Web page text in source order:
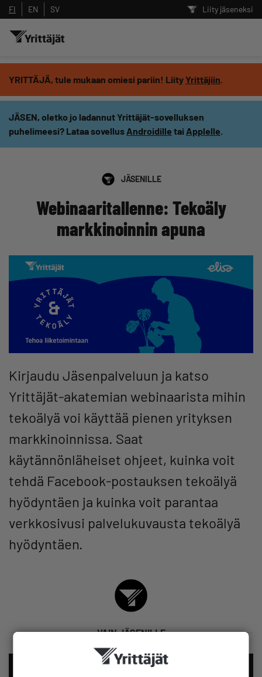
Liity jäseneksi
FI EN SV
YRITTÄJÄ, tule mukaan omiesi pariin! LiityYrittäjiin.
JÄSEN, oletko jo ladannut Yrittäjät-sovelluksen
puhelimeesi? Lataa sovellus Androidille tai Applelle.
JÄSENILLE
Webinaaritallenne: Tekoäly
markkinoinnin apuna
Kirjaudu Jäsenpalveluun ja katso
Yrittäjät-akatemian webinaarista mihin
tekoälyä voi käyttää pienen yrityksen
markkinoinnissa. Saat
käytännönläheiset ohjeet, kuinka voit
tehdä Facebook-postauksen tekoälyä
hyödyntäen ja kuinka voit parantaa
verkkosivusi palvelukuvausta tekoälyä
hyödyntäen.
VAIN JÄSENILLE
Hae sivustolta tai kysy suoraan
Yrittäjien tekoälyltä
Suodata hakutuloksia: näytä kaikki sisältö